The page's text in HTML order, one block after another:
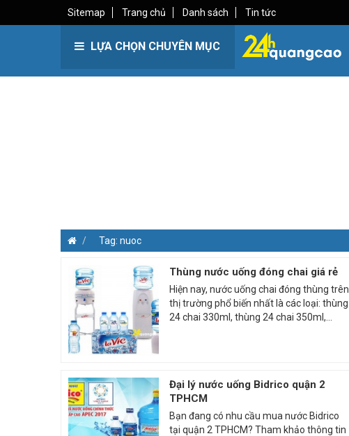
Sitemap Trang chủ Danh sách Tin tức
LỰA CHỌN CHUYÊN MỤC
Tag: nuoc
Thùng nước uống đóng chai giá rẻ
Hiện nay, nước uống chai đóng thùng trên
thị trường phổ biến nhất là các loại: thùng
24 chai 330ml, thùng 24 chai 350ml,...
Đại lý nước uống Bidrico quận 2
TPHCM
Bạn đang có nhu cầu mua nước Bidrico
tại quận 2 TPHCM? Tham khảo thông tin